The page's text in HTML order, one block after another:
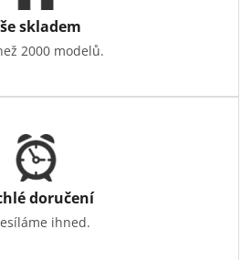
skladem
2000 modelů.
doručení
ihned.